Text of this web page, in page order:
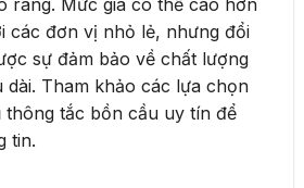
các đơn vị nhỏ lẻ, nhưng đổi
sự đảm bảo về chất lượng
dài. Tham khảo các lựa chọn
thông tắc bồn cầu uy tín để
tin.